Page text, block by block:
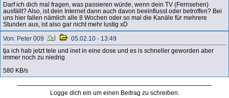
Darf ich dich mal fragen, was passieren würde, wenn dein TV (Fernsehen)
ausfällt? Also, ist dein Internet dann auch davon beeinflusst oder betroffen? Bei
uns hier fallen nämlich alle 8 Wochen oder so mal die Kanäle für mehrere
Stunden aus, ist also gar nicht mehr lustig xD
Von: Peter 009
05.02.10 - 13:49
tja ich hab jetzt tele und inet in eine dose und es is schneller geworden aber
immer noch zu niedrig
580 KB/s
Logge dich ein um einen Beitrag zu schreiben.